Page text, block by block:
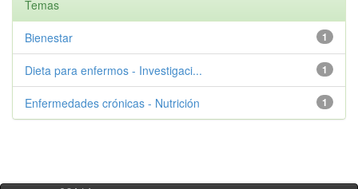
Temas
1
Bienestar
1
Dieta para enfermos - Investigaci...
1
Enfermedades crónicas - Nutrición